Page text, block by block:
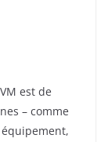
est de
– comme